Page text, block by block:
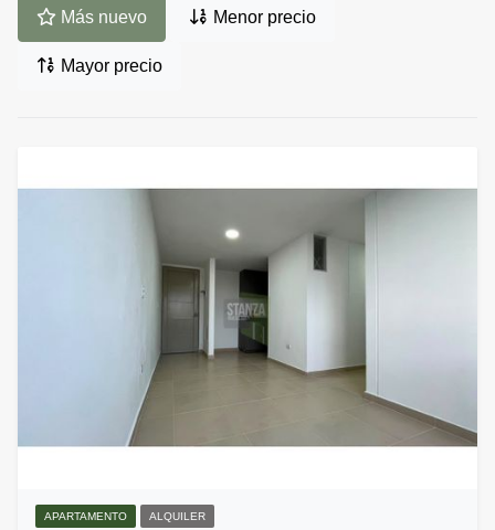
Más nuevo Menor precio
Mayor precio
APARTAMENTO ALQUILER